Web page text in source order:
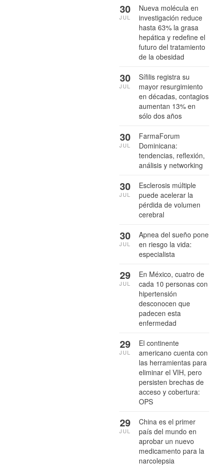
Nueva molécula en
investigación reduce
hasta 63% la grasa
hepática y redefine el
futuro del tratamiento
de la obesidad
30
JUL
Sífilis registra su
mayor resurgimiento
en décadas, contagios
aumentan 13% en
sólo dos años
30
JUL
FarmaForum
Dominicana:
tendencias, reflexión,
análisis y networking
30
JUL
Esclerosis múltiple
puede acelerar la
pérdida de volumen
cerebral
30
JUL
Apnea del sueño pone
en riesgo la vida:
especialista
30
JUL
En México, cuatro de
cada 10 personas con
hipertensión
desconocen que
padecen esta
enfermedad
29
JUL
El continente
americano cuenta con
las herramientas para
eliminar el VIH, pero
persisten brechas de
acceso y cobertura:
OPS
29
JUL
China es el primer
país del mundo en
aprobar un nuevo
medicamento para la
narcolepsia
29
JUL